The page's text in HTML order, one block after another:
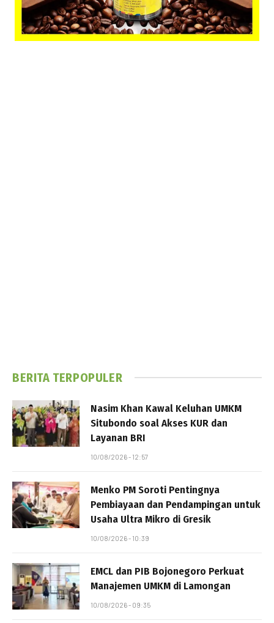
BERITA TERPOPULER
Nasim Khan Kawal Keluhan UMKM
Situbondo soal Akses KUR dan
Layanan BRI
10/08/2026 - 12:57
Menko PM Soroti Pentingnya
Pembiayaan dan Pendampingan untuk
Usaha Ultra Mikro di Gresik
10/08/2026 - 10:39
EMCL dan PIB Bojonegoro Perkuat
Manajemen UMKM di Lamongan
10/08/2026 - 09:35